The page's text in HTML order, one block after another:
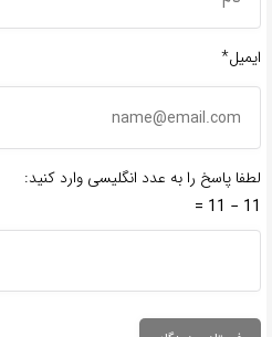
ایمیل*
لطفا پاسخ را به عدد انگلیسی وارد کنید:
11 − 11 =